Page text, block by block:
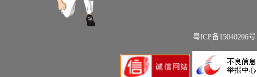
粤ICP备15040206号